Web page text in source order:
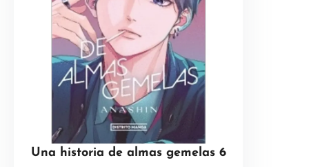
Una historia de almas gemelas 6